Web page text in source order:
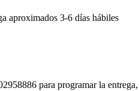
aproximados 3-6 días hábiles
para programar la